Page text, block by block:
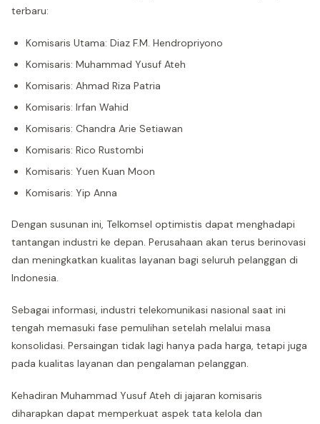
terbaru:
Komisaris Utama: Diaz F.M. Hendropriyono
Komisaris: Muhammad Yusuf Ateh
Komisaris: Ahmad Riza Patria
Komisaris: Irfan Wahid
Komisaris: Chandra Arie Setiawan
Komisaris: Rico Rustombi
Komisaris: Yuen Kuan Moon
Komisaris: Yip Anna
Dengan susunan ini, Telkomsel optimistis dapat menghadapi
tantangan industri ke depan. Perusahaan akan terus berinovasi
dan meningkatkan kualitas layanan bagi seluruh pelanggan di
Indonesia.
Sebagai informasi, industri telekomunikasi nasional saat ini
tengah memasuki fase pemulihan setelah melalui masa
konsolidasi. Persaingan tidak lagi hanya pada harga, tetapi juga
pada kualitas layanan dan pengalaman pelanggan.
Kehadiran Muhammad Yusuf Ateh di jajaran komisaris
diharapkan dapat memperkuat aspek tata kelola dan